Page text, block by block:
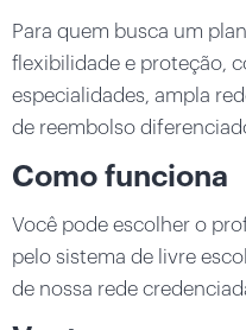
Para quem busca um
flexibilidade e proteção,
especialidades, ampla
de reembolso
Como funciona
Você pode escolher o
pelo sistema de livre
de nossa rede